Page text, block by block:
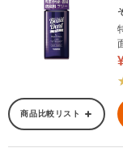
商品比較リスト